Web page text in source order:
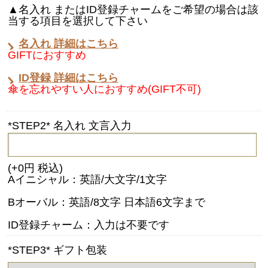
▲名入れ またはID登録チャームをご希望の場合は該
当する項目を選択して下さい
名入れ 詳細はこちら
GIFTにおすすめ
ID登録 詳細はこちら
傘を忘れやすい人におすすめ(GIFT不可)
*STEP2* 名入れ 文言入力
(+0円 税込)
Aイニシャル：英語/大文字/1文字
Bオーバル：英語/8文字 日本語6文字まで
ID登録チャーム：入力は不要です
*STEP3* ギフト包装